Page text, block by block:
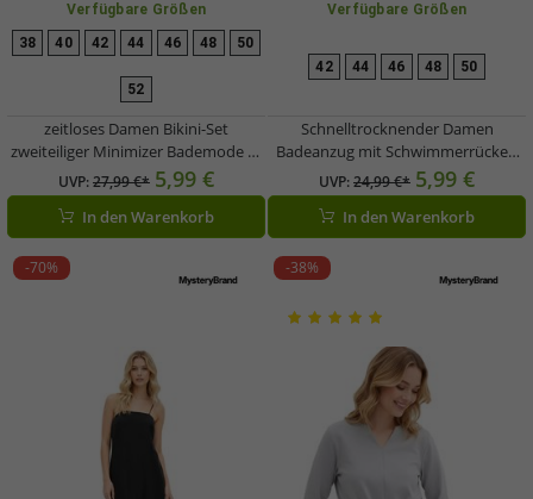
Verfügbare Größen
38 40 42 44 46 48 50
52
zeitloses Damen Bikini-Set
zweiteiliger Minimizer Bademode D-
Körbchen 960175 Schwarz
UVP:27,99 €* 5,99 €
In den Warenkorb
Verfügbare Größen
42 44 46 48 50
Schnelltrocknender Damen
Badeanzug mit Schwimmerrücken
Bademode 953659 Schwarz
UVP:24,99 €* 5,99 €
In den Warenkorb
-70% -38%